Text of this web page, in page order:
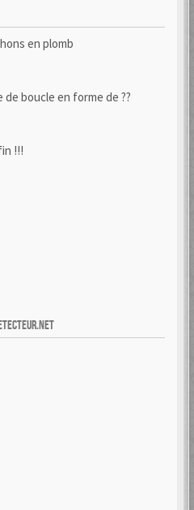
en plomb
de boucle en forme de ??
!!!